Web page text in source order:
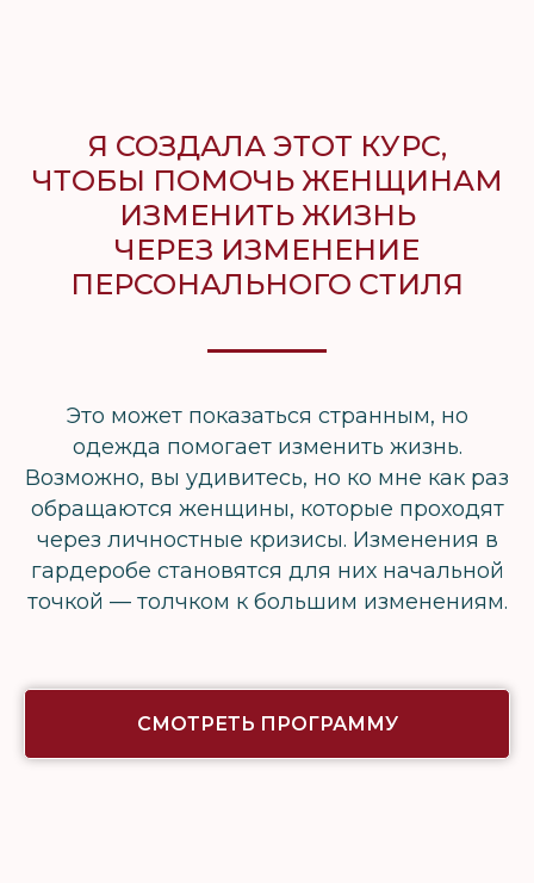
Я СОЗДАЛА ЭТОТ КУРС,
ЧТОБЫ ПОМОЧЬ ЖЕНЩИНАМ
ИЗМЕНИТЬ ЖИЗНЬ
ЧЕРЕЗ ИЗМЕНЕНИЕ
ПЕРСОНАЛЬНОГО СТИЛЯ
Это может показаться странным, но
одежда помогает изменить жизнь.
Возможно, вы удивитесь, но ко мне как раз
обращаются женщины, которые проходят
через личностные кризисы. Изменения в
гардеробе становятся для них начальной
точкой — толчком к большим изменениям.
СМОТРЕТЬ ПРОГРАММУ